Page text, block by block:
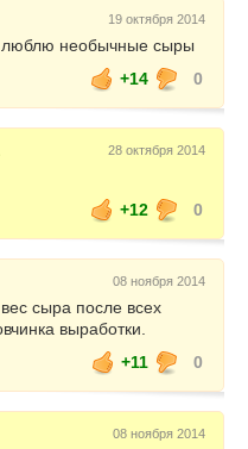
19 октября 2014
люблю необычные сыры
+14
0
28 октября 2014
+12
0
08 ноября 2014
сыра после всех
выработки.
+11
0
08 ноября 2014